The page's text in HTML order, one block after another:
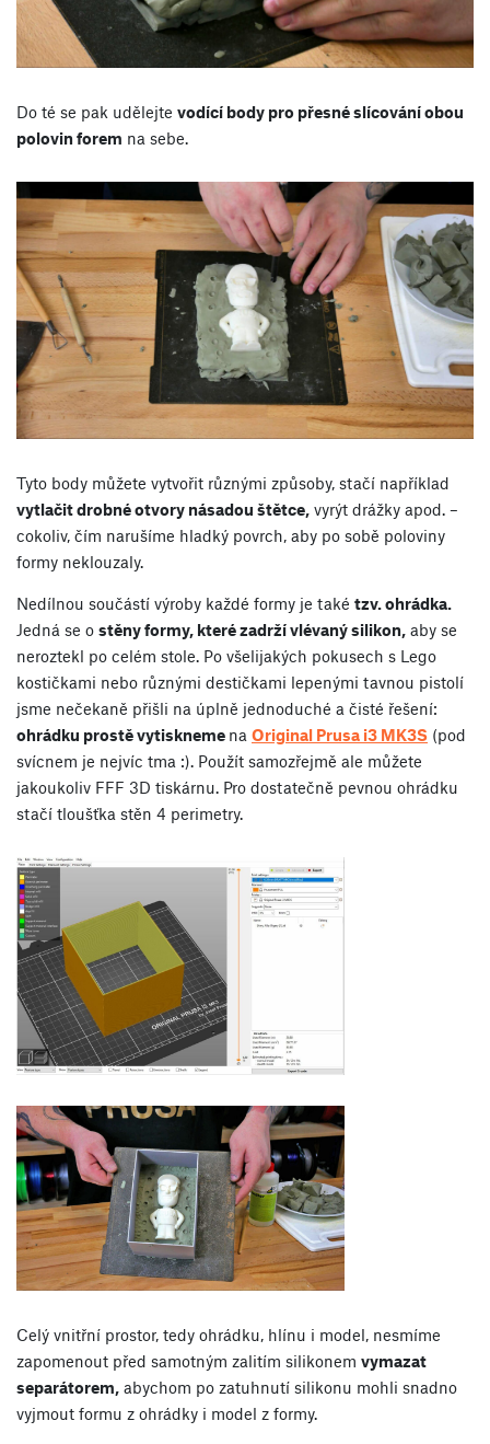
Do té se pak udělejte vodící body pro přesné slícování obou
polovin forem na sebe.
Tyto body můžete vytvořit různými způsoby, stačí například
vytlačit drobné otvory násadou štětce, vyrýt drážky apod. –
cokoliv, čím narušíme hladký povrch, aby po sobě poloviny
formy neklouzaly.
Nedílnou součástí výroby každé formy je také tzv. ohrádka.
Jedná se o stěny formy, které zadrží vlévaný silikon, aby se
neroztekl po celém stole. Po všelijakých pokusech s Lego
kostičkami nebo různými destičkami lepenými tavnou pistolí
jsme nečekaně přišli na úplně jednoduché a čisté řešení:
ohrádku prostě vytiskneme na Original Prusa i3 MK3S (pod
svícnem je nejvíc tma :). Použít samozřejmě ale můžete
jakoukoliv FFF 3D tiskárnu. Pro dostatečně pevnou ohrádku
stačí tloušťka stěn 4 perimetry.
Celý vnitřní prostor, tedy ohrádku, hlínu i model, nesmíme
zapomenout před samotným zalitím silikonem vymazat
separátorem, abychom po zatuhnutí silikonu mohli snadno
vyjmout formu z ohrádky i model z formy.